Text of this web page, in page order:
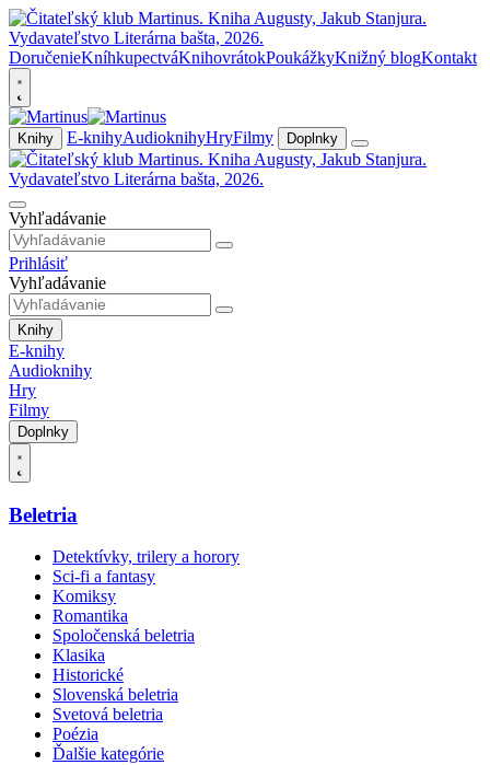
DoručenieKníhkupectváKnihovrátokPoukážkyKnižný blogKontakt
Knihy E-knihyAudioknihyHryFilmy Doplnky
Vyhľadávanie
Prihlásiť
Vyhľadávanie
Knihy
E-knihy
Audioknihy
Hry
Filmy
Doplnky
Beletria
Detektívky, trilery a horory
Sci-fi a fantasy
Komiksy
Romantika
Spoločenská beletria
Klasika
Historické
Slovenská beletria
Svetová beletria
Poézia
Ďalšie kategórie